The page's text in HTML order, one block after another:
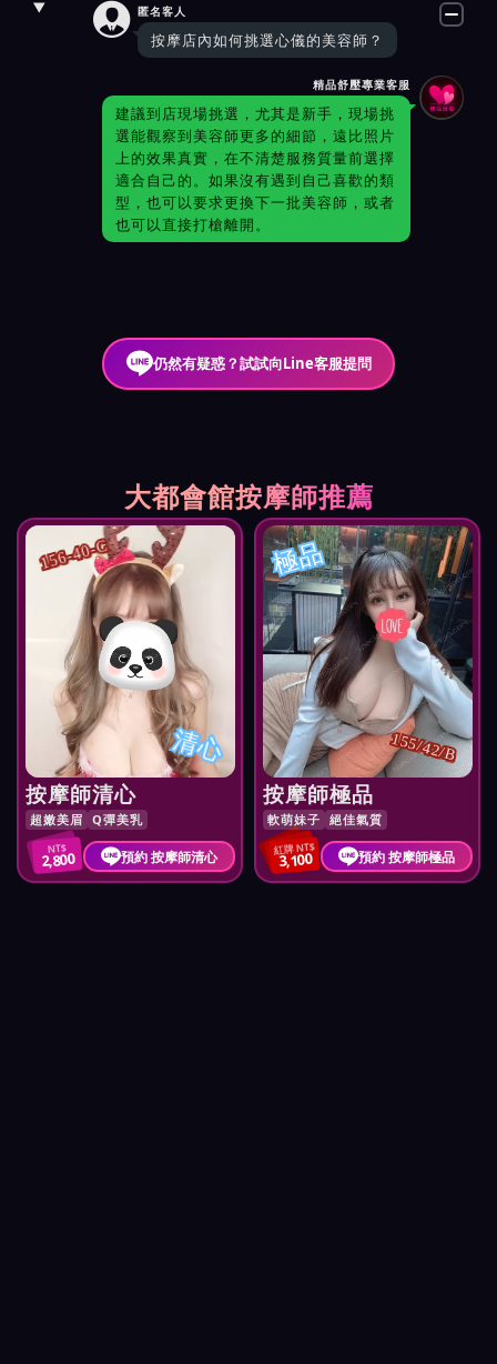
 匿名客人
按摩店內如何挑選心儀的美容師？
精品舒壓專業客服
建議到店現場挑選，尤其是新手，現場挑
選能觀察到美容師更多的細節，遠比照片
上的效果真實，在不清楚服務質量前選擇
適合自己的。如果沒有遇到自己喜歡的類
型，也可以要求更換下一批美容師，或者
也可以直接打槍離開。
仍然有疑惑？試試向Line客服提問
大都會館按摩師推薦
清心
156-40-C
按摩師清心
超嫩美眉 Q彈美乳
NT$
2,800 預約 按摩師清心
極品
155/42/B
按摩師極品
軟萌妹子 絕佳氣質
紅牌 NT$
3,100 預約 按摩師極品